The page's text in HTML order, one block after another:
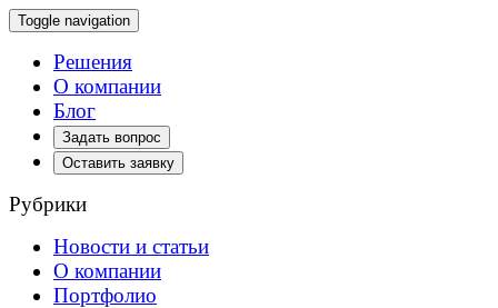
Toggle navigation
Решения
О компании
Блог
Задать вопрос
Оставить заявку
Рубрики
Новости и статьи
О компании
Портфолио